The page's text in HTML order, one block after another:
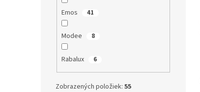
Emos 41
Modee 8
Rabalux 6
Zobrazených položiek: 55